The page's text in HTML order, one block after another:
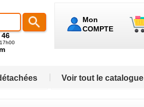
Mon
COMPTE
Voir tout le catalogue